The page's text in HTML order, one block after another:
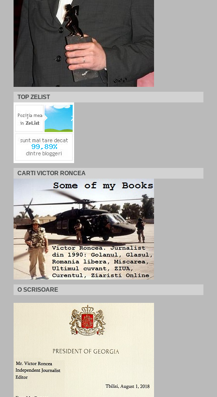
TOP ZELIST
CARTI VICTOR RONCEA
O SCRISOARE